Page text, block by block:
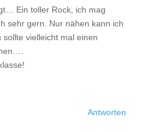
Ein toller Rock, ich mag
sehr gern. Nur nähen kann ich
sollte vielleicht mal einen
Antworten